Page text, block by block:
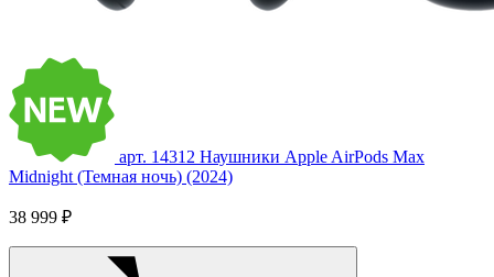
арт. 14312 Наушники Apple AirPods Max
Midnight (Темная ночь) (2024)
38 999 ₽